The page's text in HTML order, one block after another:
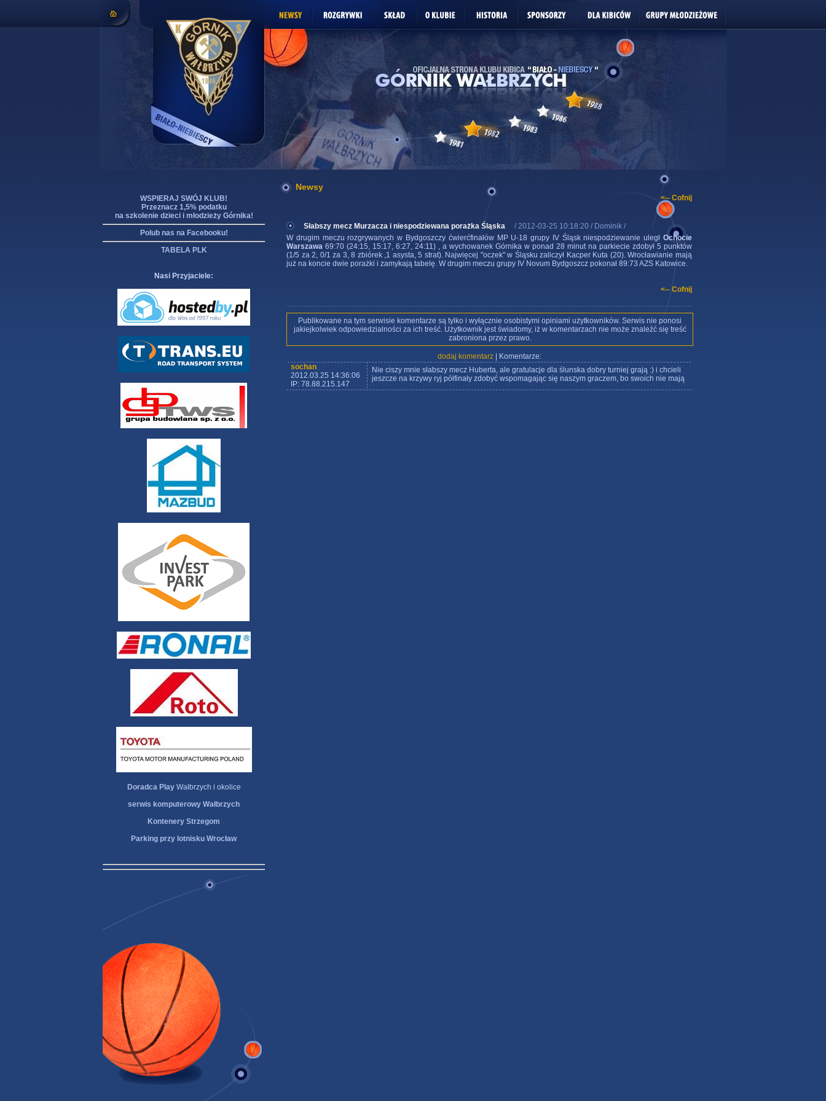
WSPIERAJ SWÓJ KLUB!
Przeznacz 1,5% podatku
na szkolenie dzieci i młodzieży Górnika!
Polub nas na Facebooku!
TABELA PLK
Nasi Przyjaciele:
Doradca PlayWałbrzych i okolice
serwis komputerowy Wałbrzych
Kontenery Strzegom
Parking przy lotnisku Wrocław
Newsy
<-- Cofnij
Słabszy mecz Murzacza i niespodziewana porażka Śląska
/ 2012-03-25 10:18:20 / Dominik /
W drugim meczu rozgrywanych w Bydgoszczy ćwierćfinałów MP U-18 grupy IV Śląsk niespodziewanie uległ Ochocie
Warszawa 69:70 (24:15, 15:17, 6:27, 24:11) , a wychowanek Górnika w ponad 28 minut na parkiecie zdobył 5 punktów
(1/5 za 2, 0/1 za 3, 8 zbiórek ,1 asysta, 5 strat). Najwięcej "oczek" w Śląsku zaliczył Kacper Kuta (20). Wrocławianie mają
już na koncie dwie porażki i zamykają tabelę. W drugim meczu grupy IV Novum Bydgoszcz pokonał 89:73 AZS Katowice.
<-- Cofnij
Publikowane na tym serwisie komentarze są tylko i wyłącznie osobistymi opiniami użytkowników. Serwis nie ponosi
jakiejkolwiek odpowiedzialności za ich treść. Użytkownik jest świadomy, iż w komentarzach nie może znaleźć się treść
zabroniona przez prawo.
dodaj komentarz| Komentarze:
sochan
2012.03.25 14:36:06
IP: 78.88.215.147
Nie ciszy mnie słabszy mecz Huberta, ale gratulacje dla ślunska dobry turniej grają :) i chcieli
jeszcze na krzywy ryj półfinały zdobyć wspomagając się naszym graczem, bo swoich nie mają